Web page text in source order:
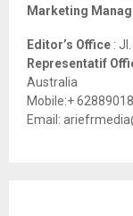
Marketing
Editor’s Office :
Representatif
Australia
Mobile:+
Email: